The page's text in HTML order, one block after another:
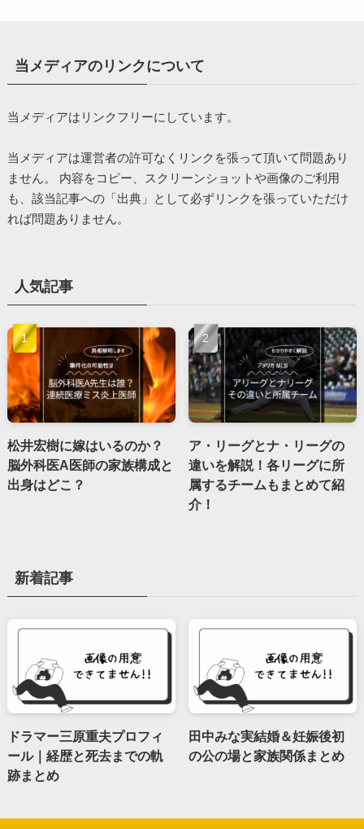
当メディアのリンクについて
当メディアはリンクフリーにしています。
当メディアは運営者の許可なくリンクを張って頂いて問題あり
ません。 内容をコピー、スクリーンショットや画像のご利用
も、該当記事への「出典」として必ずリンクを張っていただけ
れば問題ありません。
人気記事
松井宏樹に嫁はいるのか？
脳外科医A医師の家族構成と
出身はどこ？
ア・リーグとナ・リーグの
違いを解説！各リーグに所
属するチームもまとめて紹
介！
新着記事
ドラマー三原重夫プロフィ
ール｜経歴と死去までの軌
跡まとめ
田中みな実結婚＆妊娠後初
の公の場と家族関係まとめ